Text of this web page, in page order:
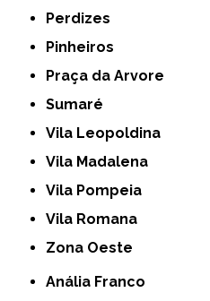
Perdizes
Pinheiros
Praça da Arvore
Sumaré
Vila Leopoldina
Vila Madalena
Vila Pompeia
Vila Romana
Zona Oeste
Anália Franco